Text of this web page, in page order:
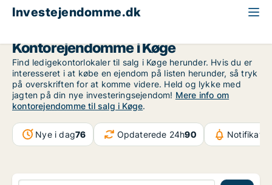
Investejendomme.dk
Kontorejendomme i Køge
Find ledigekontorlokaler til salg i Køge herunder. Hvis du er
interesseret i at købe en ejendom på listen herunder, så tryk
på overskriften for at komme videre. Held og lykke med
jagten på din nye investeringsejendom! Mere info om
kontorejendomme til salg i Køge.
Nye i dag76 Opdaterede 24h90